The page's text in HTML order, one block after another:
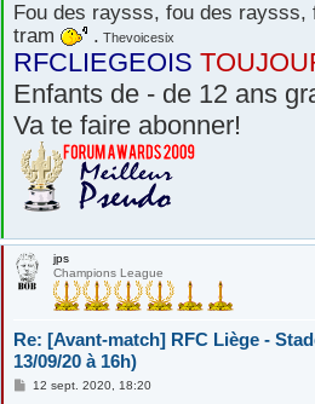
Fou des raysss, fou des
tram
. Thevoicesix
RFCLIEGEOIS
Enfants de - de 12 ans
Va te faire abonner!
jps
Champions League
Re: [Avant-match] RFC Liège -
13/09/20 à 16h)
M12 sept. 2020, 18:20